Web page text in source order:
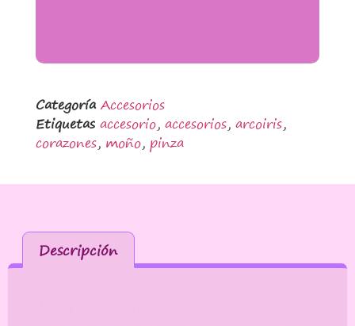
Categoría Accesorios
Etiquetas accesorio, accesorios, arcoiris,
corazones, moño, pinza
Descripción